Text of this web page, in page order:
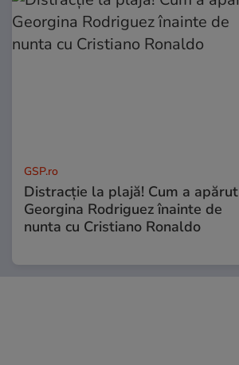
GSP.ro
Distracție la plajă! Cum a apărut
Georgina Rodriguez înainte de
nunta cu Cristiano Ronaldo